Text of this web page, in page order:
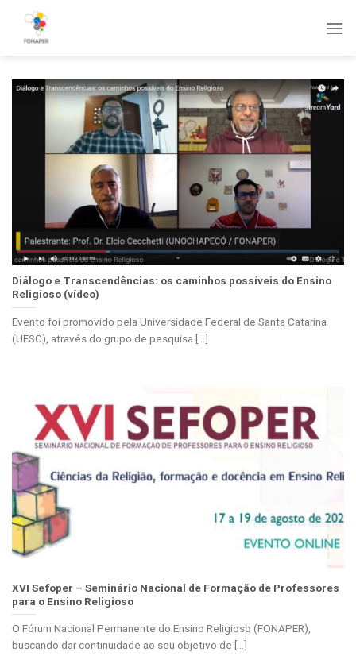
content
Diálogo e Transcendências: os caminhos possíveis do Ensino
Religioso (vídeo)
Evento foi promovido pela Universidade Federal de Santa Catarina
(UFSC), através do grupo de pesquisa [...]
XVI Sefoper – Seminário Nacional de Formação de Professores
para o Ensino Religioso
O Fórum Nacional Permanente do Ensino Religioso (FONAPER),
buscando dar continuidade ao seu objetivo de [...]